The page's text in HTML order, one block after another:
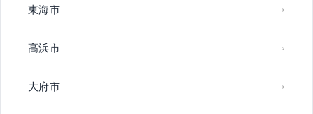
東海市
高浜市
大府市